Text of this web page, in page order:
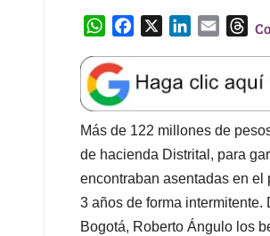
W
a
t
s
A
p
p
e
b
o
o
k
k
e
d
I
n
l
T
e
a
d
s
Más de 122 millones de
de hacienda Distrital, para
encontraban asentadas en
3 años de forma
Bogotá, Roberto Ángulo los